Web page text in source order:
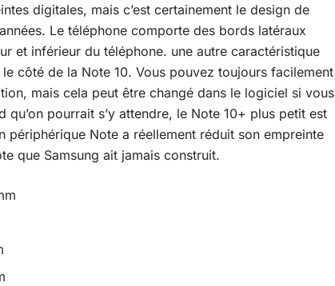
digitales, mais c’est certainement le design de
Le téléphone comporte des bords latéraux
et inférieur du téléphone. une autre caractéristique
côté de la Note 10. Vous pouvez toujours facilement
mais cela peut être changé dans le logiciel si vous
pourrait s’y attendre, le Note 10+ plus petit est
périphérique Note a réellement réduit son empreinte
que Samsung ait jamais construit.